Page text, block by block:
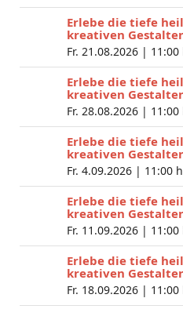
Erlebe die tiefe
kreativen
Fr. 21.08.2026 | 11:00
Erlebe die tiefe
kreativen
Fr. 28.08.2026 | 11:00
Erlebe die tiefe
kreativen
Fr. 4.09.2026 | 11:00 h
Erlebe die tiefe
kreativen
Fr. 11.09.2026 | 11:00
Erlebe die tiefe
kreativen
Fr. 18.09.2026 | 11:00